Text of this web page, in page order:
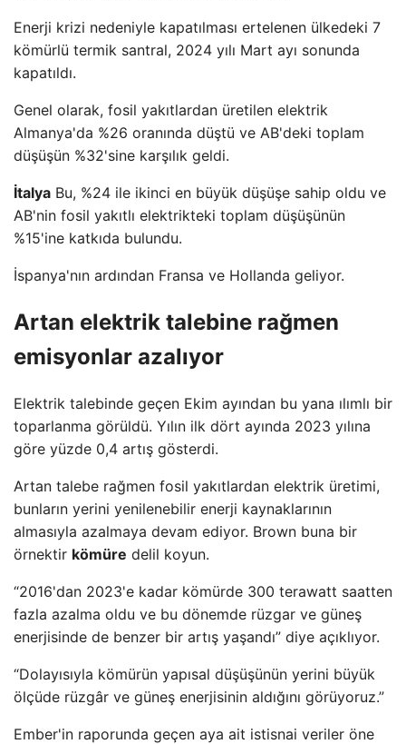
Enerji krizi nedeniyle kapatılması ertelenen ülkedeki 7
kömürlü termik santral, 2024 yılı Mart ayı sonunda
kapatıldı.
Genel olarak, fosil yakıtlardan üretilen elektrik
Almanya'da %26 oranında düştü ve AB'deki toplam
düşüşün %32'sine karşılık geldi.
İtalya Bu, %24 ile ikinci en büyük düşüşe sahip oldu ve
AB'nin fosil yakıtlı elektrikteki toplam düşüşünün
%15'ine katkıda bulundu.
İspanya'nın ardından Fransa ve Hollanda geliyor.
Artan elektrik talebine rağmen
emisyonlar azalıyor
Elektrik talebinde geçen Ekim ayından bu yana ılımlı bir
toparlanma görüldü. Yılın ilk dört ayında 2023 yılına
göre yüzde 0,4 artış gösterdi.
Artan talebe rağmen fosil yakıtlardan elektrik üretimi,
bunların yerini yenilenebilir enerji kaynaklarının
almasıyla azalmaya devam ediyor. Brown buna bir
örnektir kömüre delil koyun.
“2016'dan 2023'e kadar kömürde 300 terawatt saatten
fazla azalma oldu ve bu dönemde rüzgar ve güneş
enerjisinde de benzer bir artış yaşandı” diye açıklıyor.
“Dolayısıyla kömürün yapısal düşüşünün yerini büyük
ölçüde rüzgâr ve güneş enerjisinin aldığını görüyoruz.”
Ember'in raporunda geçen aya ait istisnai veriler öne